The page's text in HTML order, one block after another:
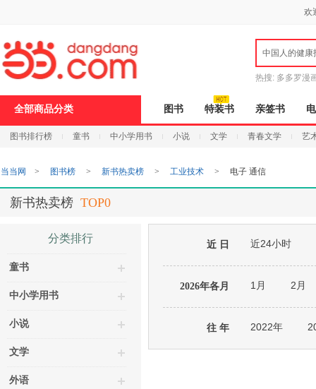
欢
中国人的健康
热搜: 多多罗漫
全部商品分类 图书 特装书 亲签书
图书排行榜 童书 中小学用书 小说 文学 青春文学 艺
打
开
无
障
页
加
当当网 > 图书榜 > 新书热卖榜 > 工业技术 > 电子 通信
新书热卖榜 TOP0
分类排行
童书
中小学用书
小说
文学
外语
近 日 近24小时
2026年各月 1月 2月
往 年 2022年